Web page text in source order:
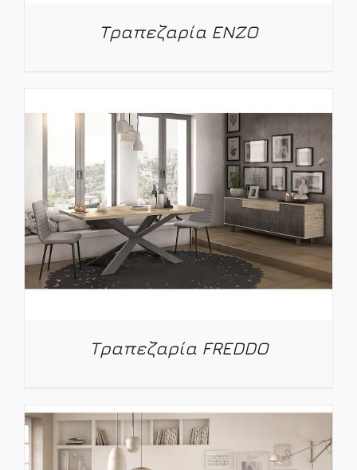
ΛΕΠΤΟΜΈΡΕΙΕΣ
Τραπεζαρία ENZO
ΛΕΠΤΟΜΈΡΕΙΕΣ
Τραπεζαρία FREDDO